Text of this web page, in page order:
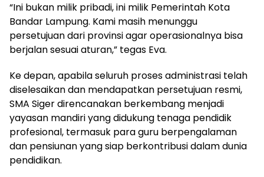
“Ini bukan milik pribadi, ini milik Pemerintah Kota
Bandar Lampung. Kami masih menunggu
persetujuan dari provinsi agar operasionalnya bisa
berjalan sesuai aturan,” tegas Eva.
Ke depan, apabila seluruh proses administrasi telah
diselesaikan dan mendapatkan persetujuan resmi,
SMA Siger direncanakan berkembang menjadi
yayasan mandiri yang didukung tenaga pendidik
profesional, termasuk para guru berpengalaman
dan pensiunan yang siap berkontribusi dalam dunia
pendidikan.